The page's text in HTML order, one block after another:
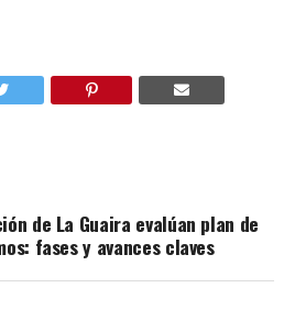
de La Guaira evalúan plan de
fases y avances claves